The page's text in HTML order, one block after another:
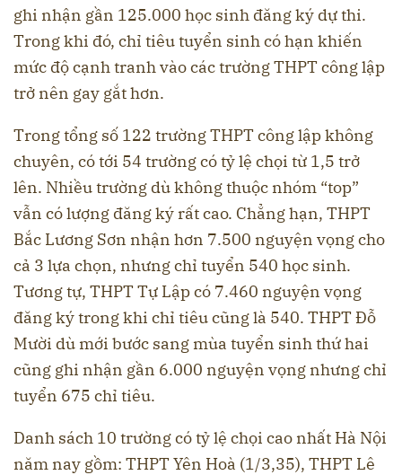
ghi nhận gần 125.000 học sinh đăng ký dự thi.
Trong khi đó, chỉ tiêu tuyển sinh có hạn khiến
mức độ cạnh tranh vào các trường THPT công lập
trở nên gay gắt hơn.
Trong tổng số 122 trường THPT công lập không
chuyên, có tới 54 trường có tỷ lệ chọi từ 1,5 trở
lên. Nhiều trường dù không thuộc nhóm “top”
vẫn có lượng đăng ký rất cao. Chẳng hạn, THPT
Bắc Lương Sơn nhận hơn 7.500 nguyện vọng cho
cả 3 lựa chọn, nhưng chỉ tuyển 540 học sinh.
Tương tự, THPT Tự Lập có 7.460 nguyện vọng
đăng ký trong khi chỉ tiêu cũng là 540. THPT Đỗ
Mười dù mới bước sang mùa tuyển sinh thứ hai
cũng ghi nhận gần 6.000 nguyện vọng nhưng chỉ
tuyển 675 chỉ tiêu.
Danh sách 10 trường có tỷ lệ chọi cao nhất Hà Nội
năm nay gồm: THPT Yên Hoà (1/3,35), THPT Lê